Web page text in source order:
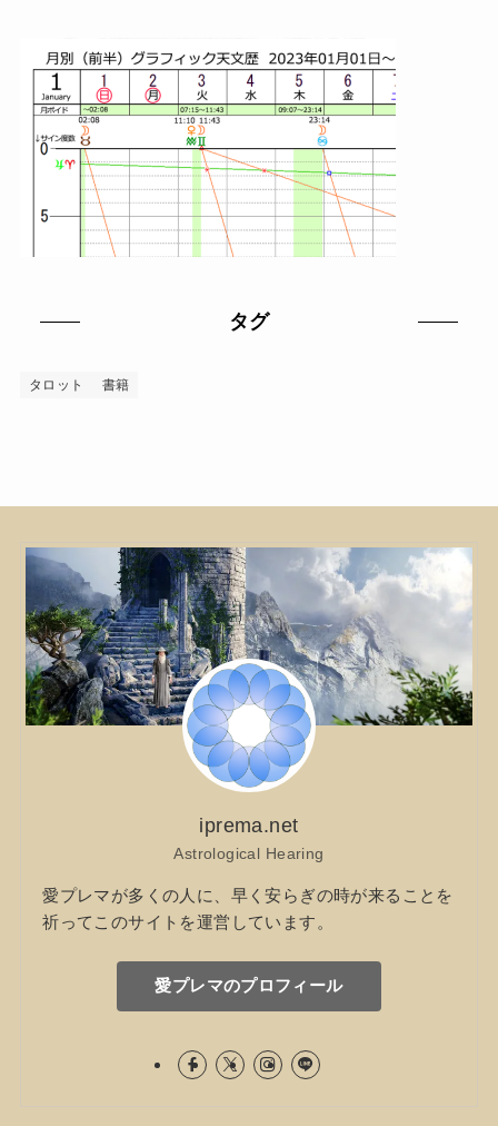
タグ
タロット 書籍
iprema.net
Astrological Hearing
愛プレマが多くの人に、早く安らぎの時が来ることを
祈ってこのサイトを運営しています。
愛プレマのプロフィール